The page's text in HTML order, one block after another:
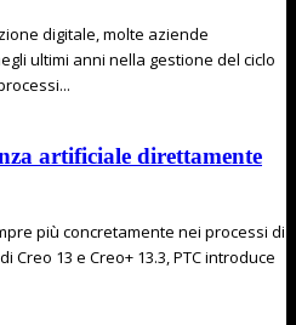
digitale, molte aziende
ultimi anni nella gestione del ciclo
artificiale direttamente
più concretamente nei processi di
Creo 13 e Creo+ 13.3, PTC introduce